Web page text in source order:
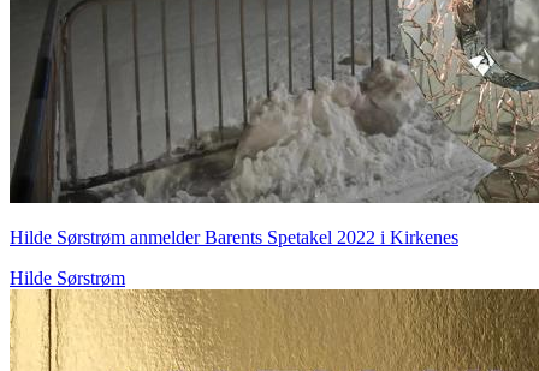
Hilde Sørstrøm anmelder Barents Spetakel 2022 i Kirkenes
Hilde Sørstrøm